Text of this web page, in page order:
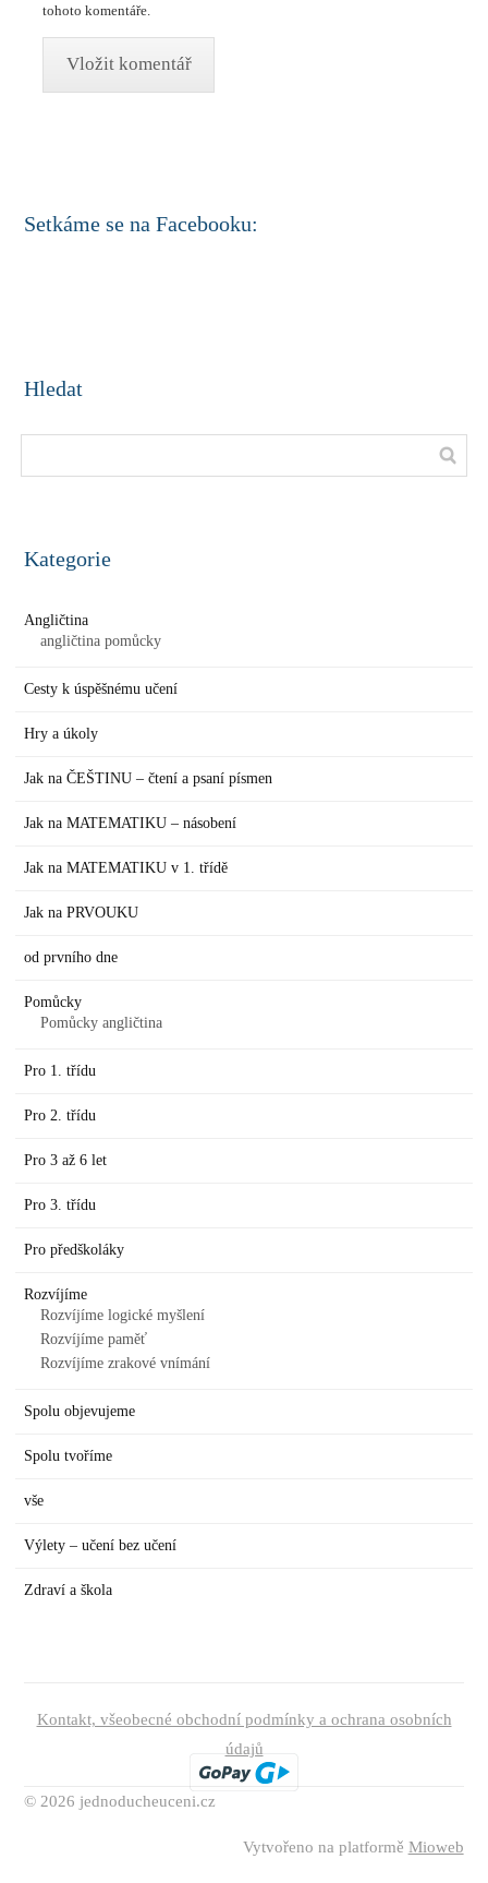
tohoto komentáře.
Setkáme se na Facebooku:
Hledat
Kategorie
Angličtina
angličtina pomůcky
Cesty k úspěšnému učení
Hry a úkoly
Jak na ČEŠTINU – čtení a psaní písmen
Jak na MATEMATIKU – násobení
Jak na MATEMATIKU v 1. třídě
Jak na PRVOUKU
od prvního dne
Pomůcky
Pomůcky angličtina
Pro 1. třídu
Pro 2. třídu
Pro 3 až 6 let
Pro 3. třídu
Pro předškoláky
Rozvíjíme
Rozvíjíme logické myšlení
Rozvíjíme paměť
Rozvíjíme zrakové vnímání
Spolu objevujeme
Spolu tvoříme
vše
Výlety – učení bez učení
Zdraví a škola
Kontakt, všeobecné obchodní podmínky a ochrana osobních
údajů
© 2026 jednoducheuceni.cz
Vytvořeno na platformě Mioweb